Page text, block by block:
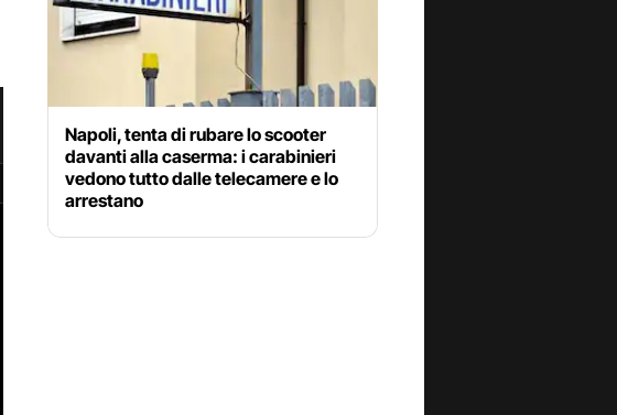
Napoli, tenta di rubare lo scooter
davanti alla caserma: i carabinieri
vedono tutto dalle telecamere e lo
arrestano